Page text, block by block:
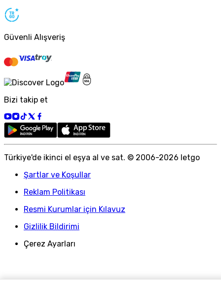
Güvenli Alışveriş
Bizi takip et
Türkiye'de ikinci el eşya al ve sat. © 2006-2026 letgo
Şartlar ve Koşullar
Reklam Politikası
Resmi Kurumlar için Kılavuz
Gizlilik Bildirimi
Çerez Ayarları